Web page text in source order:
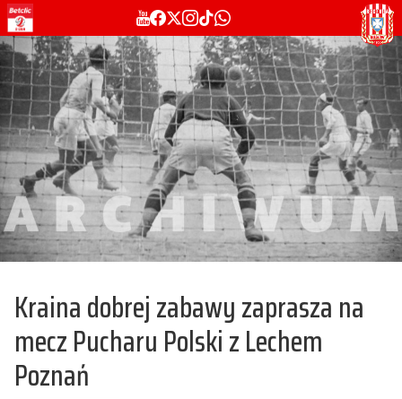
Kraina dobrej zabawy zaprasza na
mecz Pucharu Polski z Lechem
Poznań